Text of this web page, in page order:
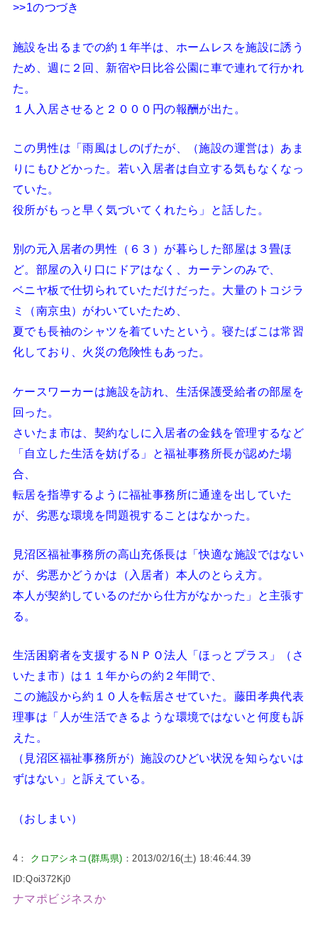
>>1のつづき
施設を出るまでの約１年半は、ホームレスを施設に誘う
ため、週に２回、新宿や日比谷公園に車で連れて行かれ
た。
１人入居させると２０００円の報酬が出た。
この男性は「雨風はしのげたが、（施設の運営は）あま
りにもひどかった。若い入居者は自立する気もなくなっ
ていた。
役所がもっと早く気づいてくれたら」と話した。
別の元入居者の男性（６３）が暮らした部屋は３畳ほ
ど。部屋の入り口にドアはなく、カーテンのみで、
ベニヤ板で仕切られていただけだった。大量のトコジラ
ミ（南京虫）がわいていたため、
夏でも長袖のシャツを着ていたという。寝たばこは常習
化しており、火災の危険性もあった。
ケースワーカーは施設を訪れ、生活保護受給者の部屋を
回った。
さいたま市は、契約なしに入居者の金銭を管理するなど
「自立した生活を妨げる」と福祉事務所長が認めた場
合、
転居を指導するように福祉事務所に通達を出していた
が、劣悪な環境を問題視することはなかった。
見沼区福祉事務所の高山充係長は「快適な施設ではない
が、劣悪かどうかは（入居者）本人のとらえ方。
本人が契約しているのだから仕方がなかった」と主張す
る。
生活困窮者を支援するＮＰＯ法人「ほっとプラス」（さ
いたま市）は１１年からの約２年間で、
この施設から約１０人を転居させていた。藤田孝典代表
理事は「人が生活できるような環境ではないと何度も訴
えた。
（見沼区福祉事務所が）施設のひどい状況を知らないは
ずはない」と訴えている。
（おしまい）
4： クロアシネコ(群馬県) ：2013/02/16(土) 18:46:44.39
ID:Qoi372Kj0
ナマポビジネスか